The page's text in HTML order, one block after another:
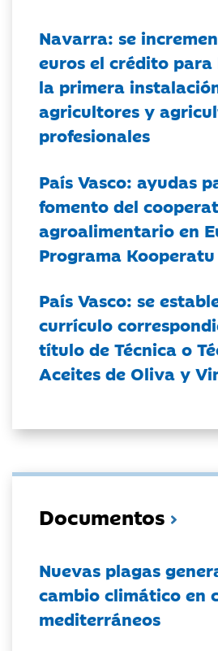
Navarra: se
euros el crédito para
la primera
agricultores y
profesionales
País Vasco: ayudas
fomento del
agroalimentario en
Programa
País Vasco: se
currículo
título de Técnica o
Aceites de Oliva y
Documentos
Nuevas plagas
cambio climático en
mediterráneos